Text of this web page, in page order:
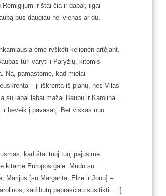
ir štai čia ir dabar, ilgai
bus daugiau nei vienas ar du,
ėmė ryškėti kelionėn artėjant.
turi varyti į Paryžių, kitomis
Na, pamąstome, kad mielai
– ji iškrenta iš planų, nes Vilas
su labai labai mažai Baubu ir Karolina”.
beveik į pavasarį. Bet viskas nuo
kad štai tuoj tuoj pajusime
kitame Europos gale. Mudu su
Marijus [su Margarita, Elze ir Jonu] –
kad būtų paprasčiau susitikti… :]